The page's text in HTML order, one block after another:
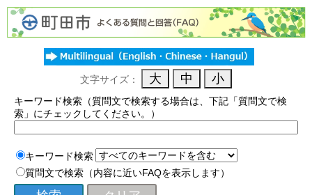
文字サイズ：
キーワード検索（質問文で検索する場合は、下記「質問文で検
索」にチェックしてください。）
キーワード検索
質問文で検索（内容に近いFAQを表示します）